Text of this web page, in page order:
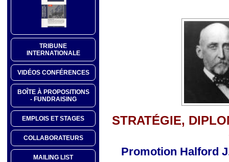
TRIBUNE
INTERNATIONALE
VIDÉOS CONFÉRENCES
BOÎTE À PROPOSITIONS
- FUNDRAISING
EMPLOIS ET STAGES
COLLABORATEURS
MAILING LIST
STRATÉGIE,
Promotion Halford